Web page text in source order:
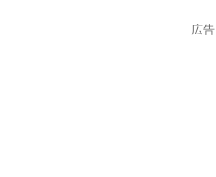
広告